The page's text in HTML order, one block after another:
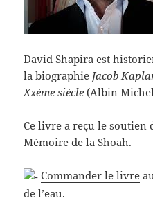
David Shapira est
la biographie Jacob
Xxème siècle (Albin
Ce livre a reçu le soutien
Mémoire de la Shoah.
Commander le livre
de l’eau.